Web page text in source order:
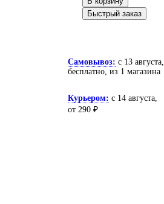
Быстрый заказ
Самовывоз: c 13 августа,
бесплатно, из 1 магазина
Курьером: c 14 августа,
от 290 ₽